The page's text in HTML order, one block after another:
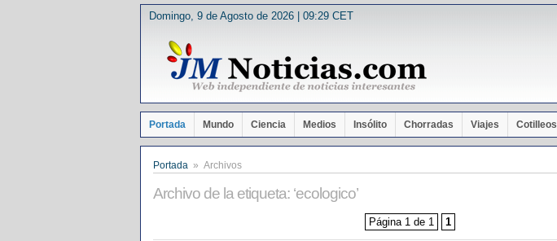
Domingo, 9 de Agosto de 2026 | 09:29 CET
Portada Mundo Ciencia Medios Insólito Chorradas Viajes Cotilleos
Portada » Archivos
Archivo de la etiqueta: ‘ecologico’
Página 1 de 1 1